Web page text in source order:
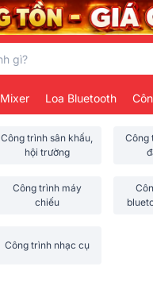
Mixer Loa Bluetooth
Công trình sân khấu,
hội trường
Công
Công trình máy
chiếu
Công trình nhạc cụ